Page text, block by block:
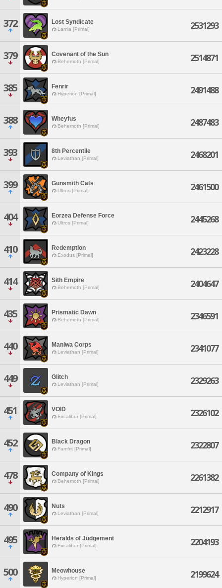
372 Lost Syndicate
Lamia [Primal] 2531293
379 Covenant of the Sun
Behemoth [Primal] 2514871
385 Fenrir
Hyperion [Primal] 2491488
388 Wheyfus
Behemoth [Primal] 2487483
393 8th Percentile
Leviathan [Primal] 2468201
399 Gunsmith Cats
Ultros [Primal] 2461500
404 Eorzea Defense Force
Ultros [Primal] 2445268
410 Redemption
Exodus [Primal] 2423228
414 Sith Empire
Behemoth [Primal] 2404647
435 Prismatic Dawn
Behemoth [Primal] 2346591
440 Maniwa Corps
Leviathan [Primal] 2341077
449 Glitch
Leviathan [Primal] 2329263
451 VOID
Excalibur [Primal] 2326102
452 Black Dragon
Famfrit [Primal] 2322807
478 Company of Kings
Behemoth [Primal] 2261382
490 Nuts
Leviathan [Primal] 2212917
495 Heralds of Judgement
Excalibur [Primal] 2204193
500 Meowhouse
Hyperion [Primal] 2199624